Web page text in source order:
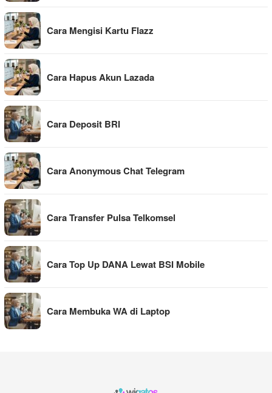
Cara Mengisi Kartu Flazz
Cara Hapus Akun Lazada
Cara Deposit BRI
Cara Anonymous Chat Telegram
Cara Transfer Pulsa Telkomsel
Cara Top Up DANA Lewat BSI Mobile
Cara Membuka WA di Laptop